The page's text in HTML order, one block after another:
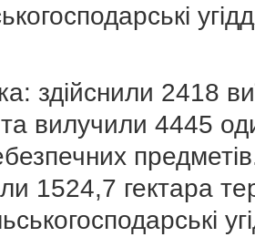
здійснили 2418
вилучили 4445
1524,7 гектара